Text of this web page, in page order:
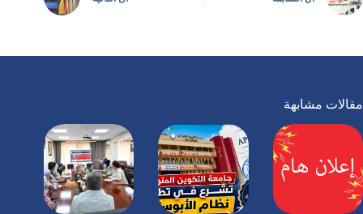
مقالات مشابهة